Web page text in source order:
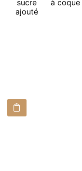
sucre
ajouté
à coque